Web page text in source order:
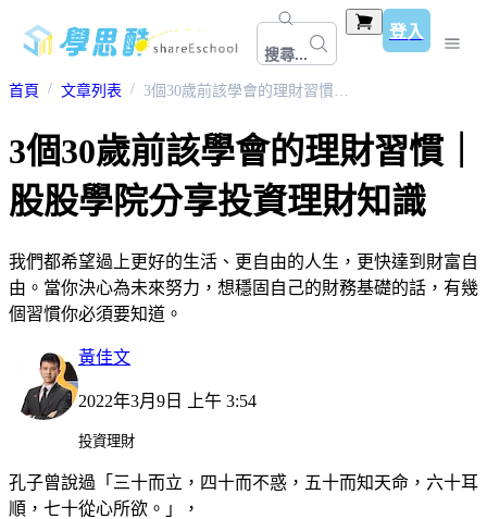
搜尋...
登入
首頁 文章列表 3個30歲前該學會的理財習慣｜股股學院分享投資理財知識
3個30歲前該學會的理財習慣｜
股股學院分享投資理財知識
我們都希望過上更好的生活、更自由的人生，更快達到財富自
由。當你決心為未來努力，想穩固自己的財務基礎的話，有幾
個習慣你必須要知道。
黃佳文
2022年3月9日 上午 3:54
投資理財
孔子曾說過「三十而立，四十而不惑，五十而知天命，六十耳
順，七十從心所欲。」，